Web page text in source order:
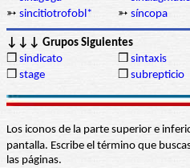
➳ sincitiotrofobl* ➳ síncopa
↓↓↓ Grupos Siguientes
❒ sindicato ❒ sintaxis
❒ stage ❒ subrepticio
Los iconos de la parte superior e
pantalla. Escribe el término que
las páginas.